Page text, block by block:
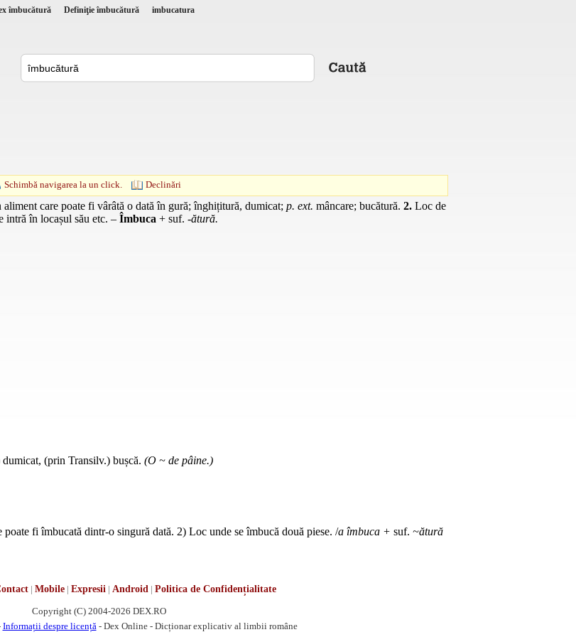
îmbucătură Definiţie îmbucătură imbucatura
Schimbă navigarea la un click. Declinări
care poate fi vârâtă o dată în gură; înghițitură, dumicat; p. ext. mâncare; bucătură. 2. Loc de
intră în locașul său etc. – Îmbuca + suf. -ătură.
(prin Transilv.) bușcă. (O ~ de pâine.)
fi îmbucată dintr-o singură dată. 2) Loc unde se îmbucă două piese. /a îmbuca + suf. ~ătură
| Mobile| Expresii | Android | Politica de Confidențialitate
Copyright (C) 2004-2026 DEX.RO
Informații despre licență - Dex Online - Dicționar explicativ al limbii române